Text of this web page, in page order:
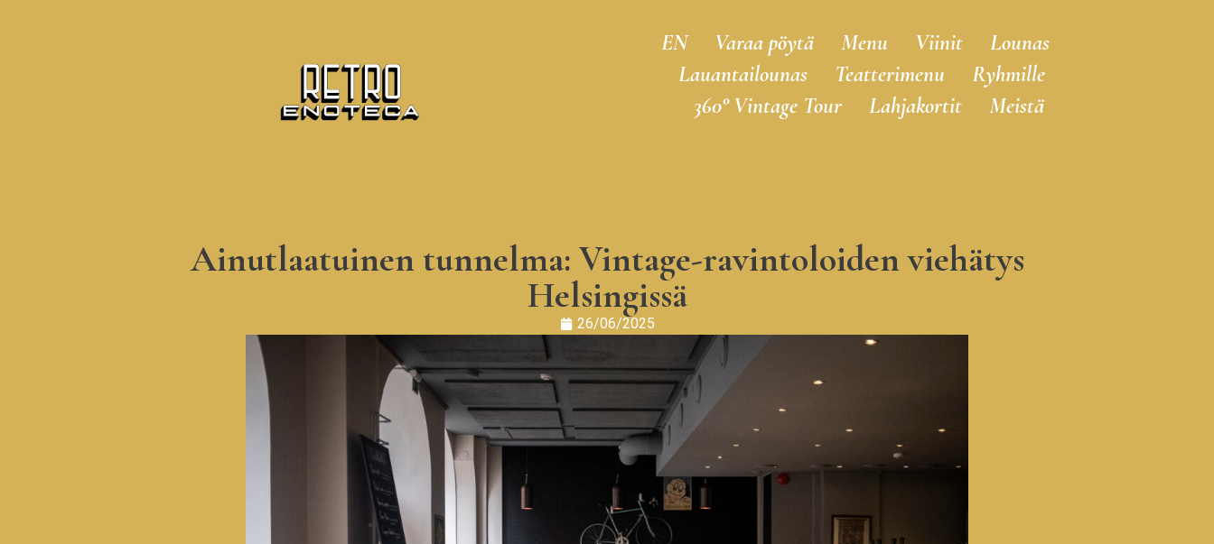
EN Varaa pöytä Menu Viinit
Lounas
Lauantailounas
Teatterimenu
Ryhmille
360° Vintage Tour
Lahjakortit Meistä
Ainutlaatuinen tunnelma: Vintage-ravintoloiden viehätys
Helsingissä
26/06/2025